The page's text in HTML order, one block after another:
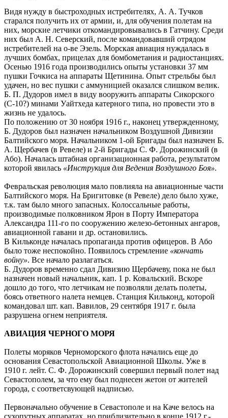
Видя нужду в быстроходных истребителях, А. А. Тучков
старался получить их от армии, и, для обучения полетам на
них, морские летчики откомандировывались в Гатчину. Среди
них был А. Н. Северский, после командовавший отрядом
истребителей на о-ве Эзель. Морская авиация нуждалась в
лучших бомбах, прицелах для бомбометания и радиостанциях.
Осенью 1916 года производились опыты установки 37 мм
пушки Гочкиса на аппараты Щетинина. Опыт стрельбы был
удачен, но вес пушки с аммуницией оказался слишком велик.
Б. П. Дудоров имел в виду вооружить аппараты Сикорского
(С-10?) минами Уайтхеда катерного типа, но провести это в
жизнь не удалось.
По положению от 30 ноября 1916 г., наконец утвержденному,
Б. Дудоров был назначен начальником Воздушной Дивизии
Балтийского моря. Начальником 1-ой Бригады был назначен Б.
А. Щербачев (в Ревеле) и 2-й Бригады С. Ф. Дорожинский (в
Або). Началась штабная организационная работа, результатом
которой явилась «Инструкция для Ведения Воздушного Боя».
Февральская революция мало повлияла на авиационные части
Балтийского моря. На Бригитовке (в Ревеле) дело было хуже,
т.к. там было много запасных. Колоссальные работы,
производимые полковником Ярон в Порту Императора
Александра 111-го по сооружению железо-бетонных ангаров,
авиационной гавани и др. остановились.
В Кильконде началась пропаганда против офицеров. В Або
было тоже неспокойно. Появилось стремление «кончать
войну». Все начало разлагаться.
Б. Дудоров временно сдал Дивизию Щербачеву, пока не был
назначен новый начальник, кап. 1 р. Ковальский. Вскоре
дошло до того, что летчикам не позволяли делать полеты,
боясь ответного налета немцев. Станция Кильконд, которой
командовал шт. кап. Вавилов, 29 сентября 1917 г. была
разрушена огнем неприятеля.
АВИАЦИЯ ЧЕРНОГО МОРЯ
Полеты моряков Черноморского флота начались еще до
основания Севастопольской Авиационной Школы. Уже в
1910 г. лейт. С. Ф. Дорожинский совершил первый полет над
Севастополем, за что ему был поднесен жетон от жителей
города, с соответсвующей надписью.
Первоначально обучение в Севастополе и на Каче велось на
сухопутных аппаратах, но приблизительно в конце 1912 г.-